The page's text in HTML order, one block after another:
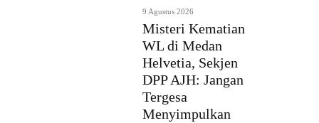
9 Agustus 2026
Misteri Kematian
WL di Medan
Helvetia, Sekjen
DPP AJH: Jangan
Tergesa
Menyimpulkan